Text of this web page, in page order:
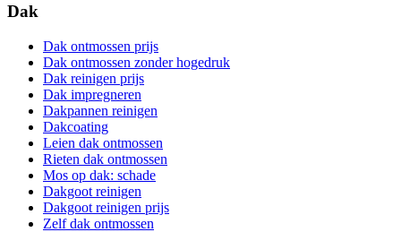
Dak
Dak ontmossen prijs
Dak ontmossen zonder hogedruk
Dak reinigen prijs
Dak impregneren
Dakpannen reinigen
Dakcoating
Leien dak ontmossen
Rieten dak ontmossen
Mos op dak: schade
Dakgoot reinigen
Dakgoot reinigen prijs
Zelf dak ontmossen